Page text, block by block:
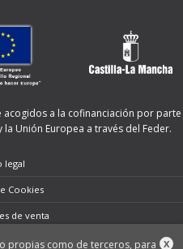
acogidos a la cofinanciación por parte
Unión Europea a través del Feder.
legal
Cookies
de venta
de datos X
propias como de terceros, para